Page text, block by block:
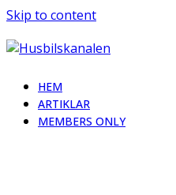
Skip to content
HEM
ARTIKLAR
MEMBERS ONLY